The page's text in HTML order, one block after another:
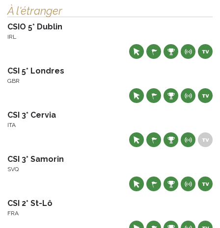
À l'étranger
CSIO 5* Dublin
IRL
CSI 5* Londres
GBR
CSI 3* Cervia
ITA
CSI 3* Samorin
SVQ
CSI 2* St-Lô
FRA